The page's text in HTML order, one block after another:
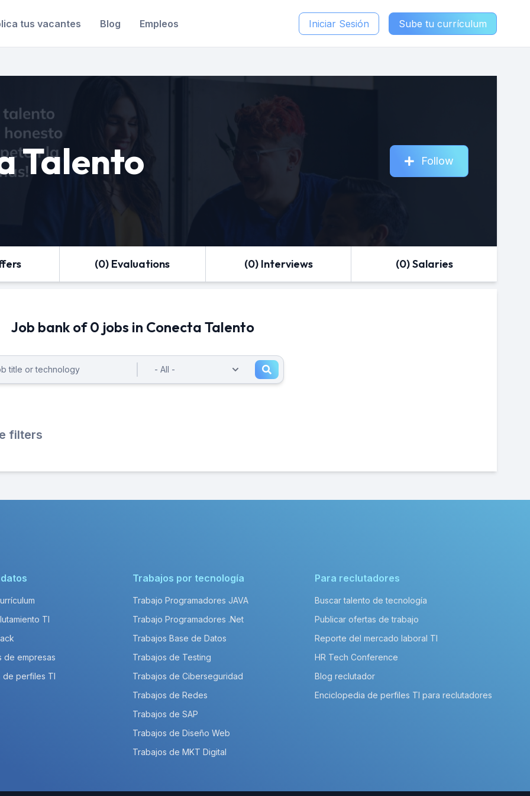
tus vacantes Blog Empleos Iniciar Sesión Sube tu currículum
Talento Follow
(0) Evaluations (0) Interviews (0) Salaries
Job bank of 0 jobs in Conecta Talento
filters
TI
de empresas
de perfiles TI
Trabajos por tecnología
Trabajo Programadores JAVA
Trabajo Programadores .Net
Trabajos Base de Datos
Trabajos de Testing
Trabajos de Ciberseguridad
Trabajos de Redes
Trabajos de SAP
Trabajos de Diseño Web
Trabajos de MKT Digital
Para reclutadores
Buscar talento de tecnología
Publicar ofertas de trabajo
Reporte del mercado laboral TI
HR Tech Conference
Blog reclutador
Enciclopedia de perfiles TI para reclutadores